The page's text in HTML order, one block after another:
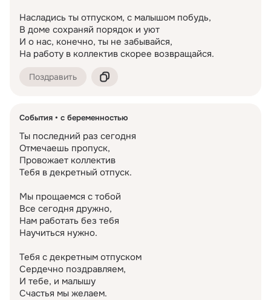
Насладись ты отпуском, с малышом побудь,
В доме сохраняй порядок и уют
И о нас, конечно, ты не забывайся,
На работу в коллектив скорее возвращайся.
Поздравить
События с беременностью
Ты последний раз сегодня
Отмечаешь пропуск,
Провожает коллектив
Тебя в декретный отпуск.
Мы прощаемся с тобой
Все сегодня дружно,
Нам работать без тебя
Научиться нужно.
Тебя с декретным отпуском
Сердечно поздравляем,
И тебе, и малышу
Счастья мы желаем.